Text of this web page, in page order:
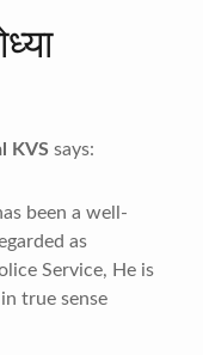
KVS says:
been a well-
as
Service, He is
true sense